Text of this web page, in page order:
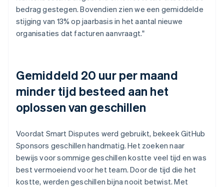
bedrag gestegen. Bovendien zien we een gemiddelde
stijging van 13% op jaarbasis in het aantal nieuwe
organisaties dat facturen aanvraagt."
Gemiddeld 20 uur per maand
minder tijd besteed aan het
oplossen van geschillen
Voordat Smart Disputes werd gebruikt, bekeek GitHub
Sponsors geschillen handmatig. Het zoeken naar
bewijs voor sommige geschillen kostte veel tijd en was
best vermoeiend voor het team. Door de tijd die het
kostte, werden geschillen bijna nooit betwist. Met